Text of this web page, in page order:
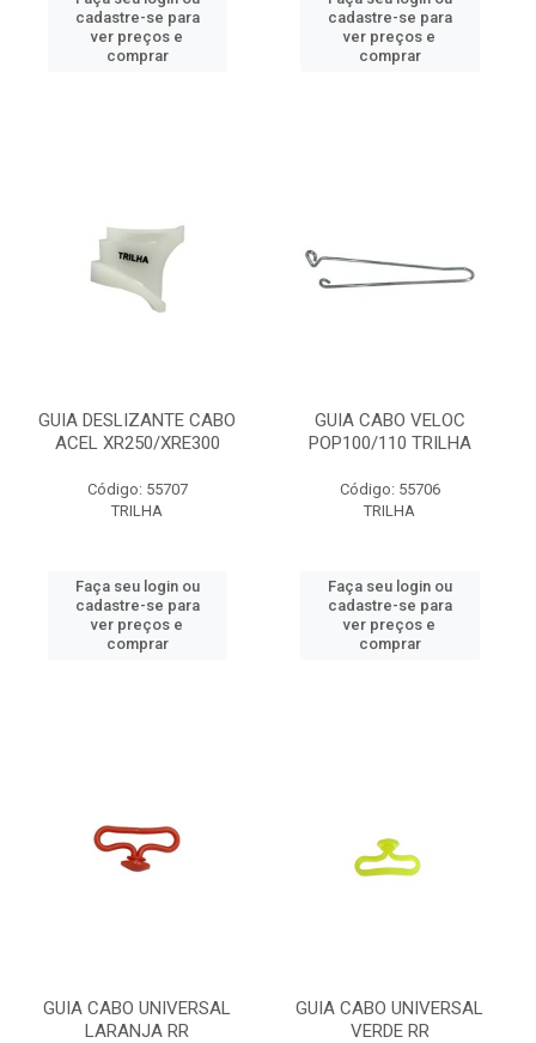
cadastre-se para
ver preços e
comprar
cadastre-se para
ver preços e
comprar
GUIA DESLIZANTE CABO
ACEL XR250/XRE300
Código: 55707
TRILHA
Faça seu login ou
cadastre-se para
ver preços e
comprar
GUIA CABO VELOC
POP100/110 TRILHA
Código: 55706
TRILHA
Faça seu login ou
cadastre-se para
ver preços e
comprar
GUIA CABO UNIVERSAL
LARANJA RR
GUIA CABO UNIVERSAL
VERDE RR